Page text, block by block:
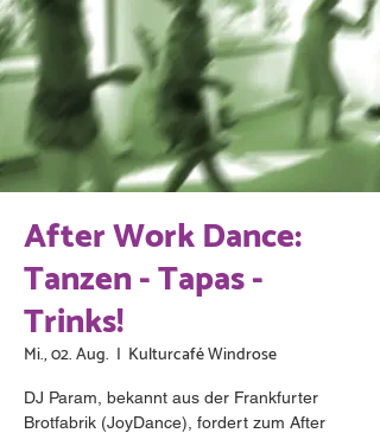
After Work Dance:
Tanzen - Tapas -
Trinks!
Mi., 02. Aug.
  |
Kulturcafé Windrose
DJ Param, bekannt aus der Frankfurter
Brotfabrik (JoyDance), fordert zum After